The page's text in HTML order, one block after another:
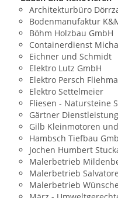
Architekturbüro
Bodenmanufaktur
Böhm Holzbau GmbH
Containerdienst
Eichner und Schmidt
Elektro Lutz GmbH
Elektro Persch
Elektro Settelmeier
Fliesen - Natursteine
Gärtner
Gilb Kleinmotoren
Hambsch Tiefbau
Jochen Humbert
Malerbetrieb
Malerbetrieb
Malerbetrieb